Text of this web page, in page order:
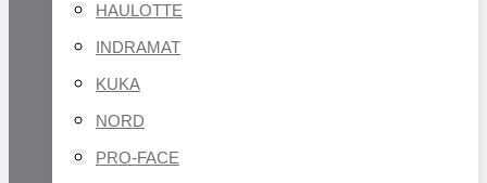
HAULOTTE
INDRAMAT
KUKA
NORD
PRO-FACE